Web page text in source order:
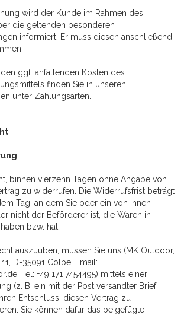
wird der Kunde im Rahmen des
die geltenden besonderen
informiert. Er muss diesen anschließend
ggf. anfallenden Kosten des
finden Sie in unseren
unter Zahlungsarten.
binnen vierzehn Tagen ohne Angabe von
zu widerrufen. Die Widerrufsfrist beträgt
Tag, an dem Sie oder ein von Ihnen
nicht der Beförderer ist, die Waren in
bzw. hat.
auszuüben, müssen Sie uns (MK Outdoor,
D-35091 Cölbe, Email:
Tel: +49 171 7454495) mittels einer
(z. B. ein mit der Post versandter Brief
Entschluss, diesen Vertrag zu
Sie können dafür das beigefügte